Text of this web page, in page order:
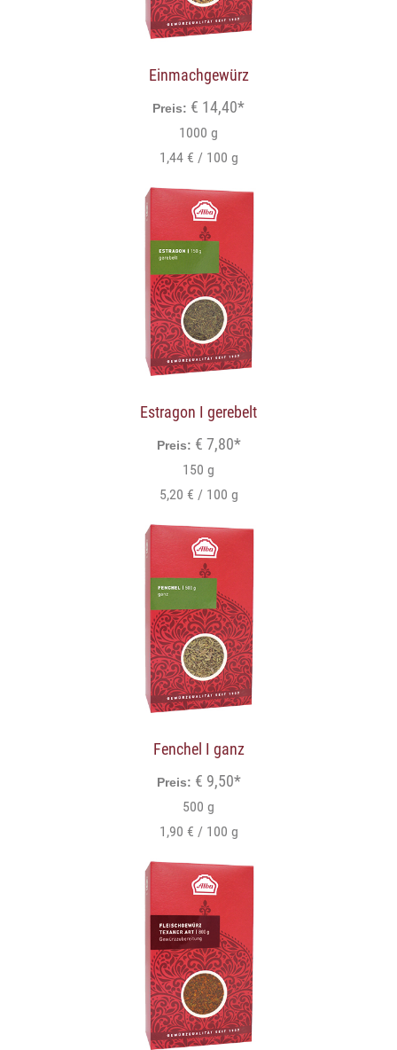
Einmachgewürz
Preis: € 14,40*
1000 g
1,44 € / 100 g
Estragon I gerebelt
Preis: € 7,80*
150 g
5,20 € / 100 g
Fenchel I ganz
Preis: € 9,50*
500 g
1,90 € / 100 g